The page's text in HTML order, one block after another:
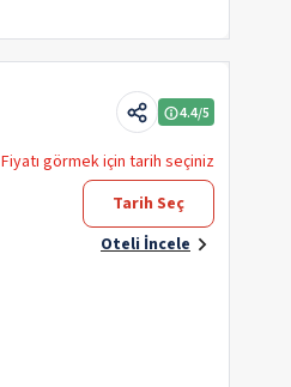
4.4/5
Fiyatı görmek için tarih seçiniz
Tarih Seç
Oteli İncele